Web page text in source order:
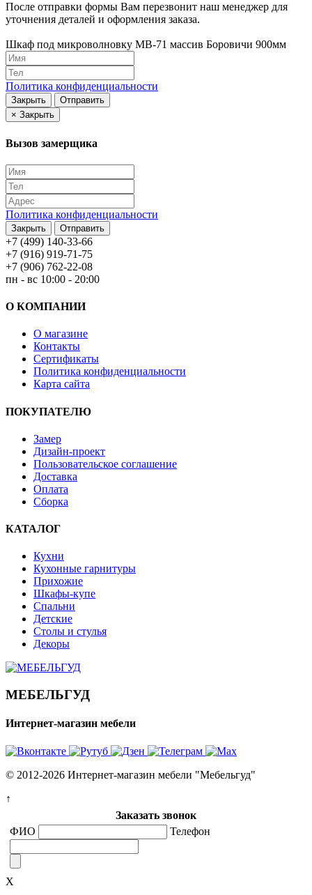
После отправки формы Вам перезвонит наш менеджер для
уточнения деталей и оформления заказа.
Шкаф под микроволновку МВ-71 массив Боровичи 900мм
Политика конфиденциальности
Закрыть
Отправить
× Закрыть
Вызов замерщика
Политика конфиденциальности
Закрыть Отправить
+7 (499) 140-33-66
+7 (916) 919-71-75
+7 (906) 762-22-08
пн - вс 10:00 - 20:00
О КОМПАНИИ
О магазине
Контакты
Сертификаты
Политика конфиденциальности
Карта сайта
ПОКУПАТЕЛЮ
Замер
Дизайн-проект
Пользовательское соглашение
Доставка
Оплата
Сборка
КАТАЛОГ
Кухни
Кухонные гарнитуры
Прихожие
Шкафы-купе
Спальни
Детские
Столы и стулья
Декоры
МЕБЕЛЬГУД
Интернет-магазин мебели
© 2012-2026 Интернет-магазин мебели "Мебельгуд"
↑
Заказать звонок
ФИО
Телефон
X